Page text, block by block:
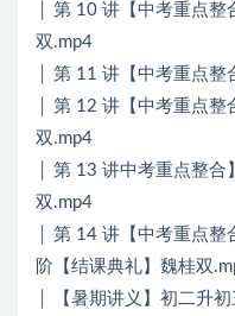
│ 第 10 讲【中考重点
双.mp4
│ 第 11 讲【中考重点
│ 第 12 讲【中考重点
双.mp4
│ 第 13 讲中考重点整
双.mp4
│ 第 14 讲【中考重点
阶【结课典礼】魏桂双
│ 【暑期讲义】初二升